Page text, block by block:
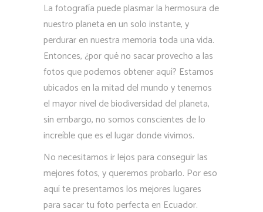
La fotografía puede plasmar la hermosura de
nuestro planeta en un solo instante, y
perdurar en nuestra memoria toda una vida.
Entonces, ¿por qué no sacar provecho a las
fotos que podemos obtener aquí? Estamos
ubicados en la mitad del mundo y tenemos
el mayor nivel de biodiversidad del planeta,
sin embargo, no somos conscientes de lo
increíble que es el lugar donde vivimos.
No necesitamos ir lejos para conseguir las
mejores fotos, y queremos probarlo. Por eso
aquí te presentamos los mejores lugares
para sacar tu foto perfecta en Ecuador.